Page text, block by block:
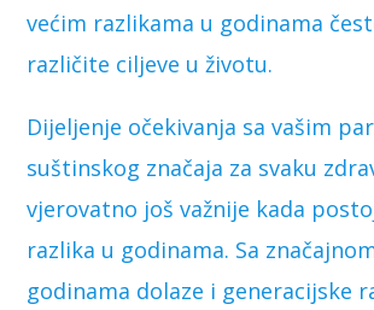
većim razlikama u godinama
različite ciljeve u životu.
Dijeljenje očekivanja sa vašim
suštinskog značaja za svaku
vjerovatno još važnije kada
razlika u godinama. Sa
godinama dolaze i generacijske